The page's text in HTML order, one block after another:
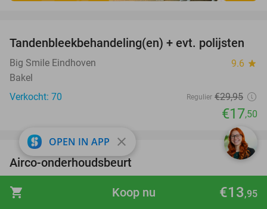
shopping_cart €13,95
Koop nu
42%
Tandenbleekbehandeling(en) + evt. polijsten
Big Smile Eindhoven 9.6 star
Bakel
Verkocht: 70
Regulier €29,95
€17,50
60%
favorite_border
Airco-onderhoudsbeurt
Helmond
OPEN IN APP close